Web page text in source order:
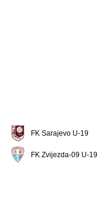
FK Sarajevo U-19
FK Zvijezda-09 U-19